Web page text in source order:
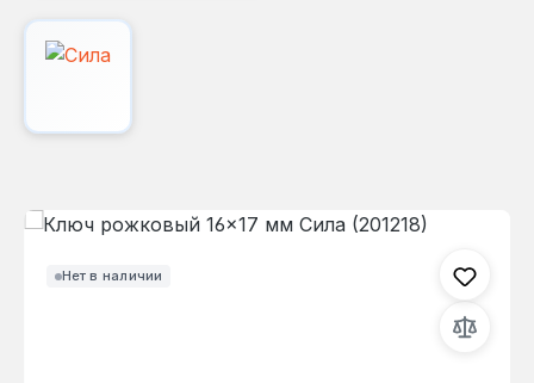
Нет в наличии
Пропустить галерею изображений